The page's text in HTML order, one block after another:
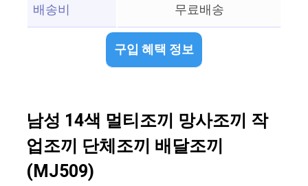
배송비
무료배송
구입 혜택 정보
남성 14색 멀티조끼 망사조끼 작
업조끼 단체조끼 배달조끼
(MJ509)